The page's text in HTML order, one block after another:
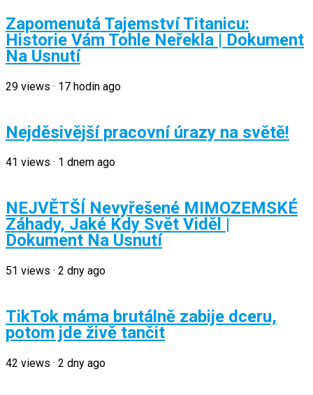
Zapomenutá Tajemství Titanicu:
Historie Vám Tohle Neřekla | Dokument
Na Usnutí
29 views · 17 hodin ago
Nejděsivější pracovní úrazy na světě!
41 views · 1 dnem ago
NEJVĚTŠÍ Nevyřešené MIMOZEMSKÉ
Záhady, Jaké Kdy Svět Viděl |
Dokument Na Usnutí
51 views · 2 dny ago
TikTok máma brutálně zabije dceru,
potom jde živě tančit
42 views · 2 dny ago